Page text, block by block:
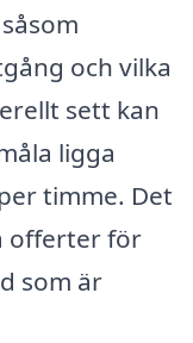
och vilka
sett kan
ligga
timme. Det
offerter för
som är